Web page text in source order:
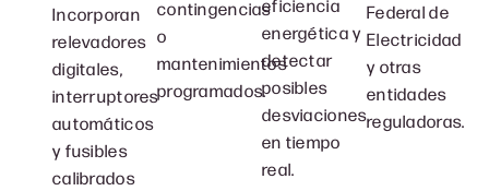
Incorporan
relevadores
digitales,
interruptores
automáticos
y fusibles
calibrados
contingencias
o
mantenimientos
programados.
energética y
detectar
posibles
desviaciones
en tiempo
real.
Federal de
Electricidad
y otras
entidades
reguladoras.